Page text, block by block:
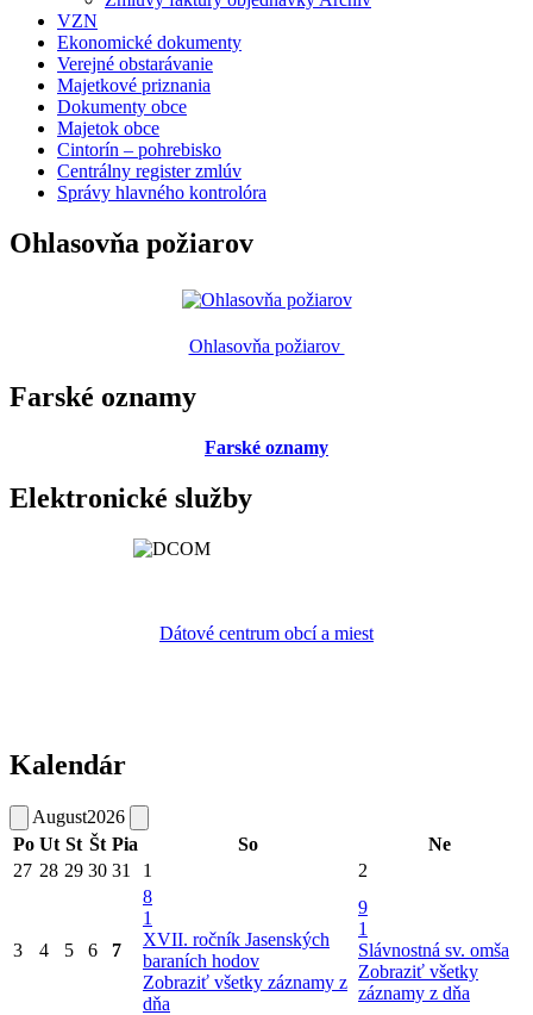
VZN
Ekonomické dokumenty
Verejné obstarávanie
Majetkové priznania
Dokumenty obce
Majetok obce
Cintorín – pohrebisko
Centrálny register zmlúv
Správy hlavného kontrolóra
Ohlasovňa požiarov
Ohlasovňa požiarov
Farské oznamy
Farské oznamy
Elektronické služby
Dátové centrum obcí a miest
Kalendár
August2026
Po Ut St Št Pia So
Ne
27 28 29 30 31 1 2
3 4 5 6 7
8
1
XVII. ročník Jasenských
baraních hodov
Zobraziť všetky záznamy z
dňa
9
1
Slávnostná sv. omša
Zobraziť všetky
záznamy z dňa